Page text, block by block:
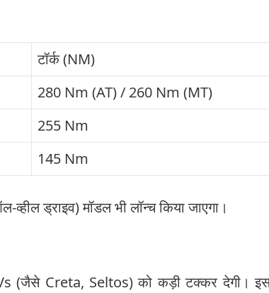
टॉर्क (NM)
280 Nm (AT) / 260 Nm (MT)
255 Nm
145 Nm
ड्राइव) मॉडल भी लॉन्च किया जाएगा।
(जैसे Creta, Seltos) को कड़ी टक्कर देगी।